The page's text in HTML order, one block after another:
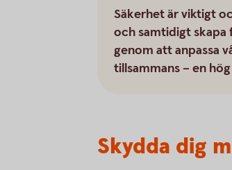
Säkerhet är viktigt
och samtidigt skapa
genom att anpassa
tillsammans – en
Skydda dig